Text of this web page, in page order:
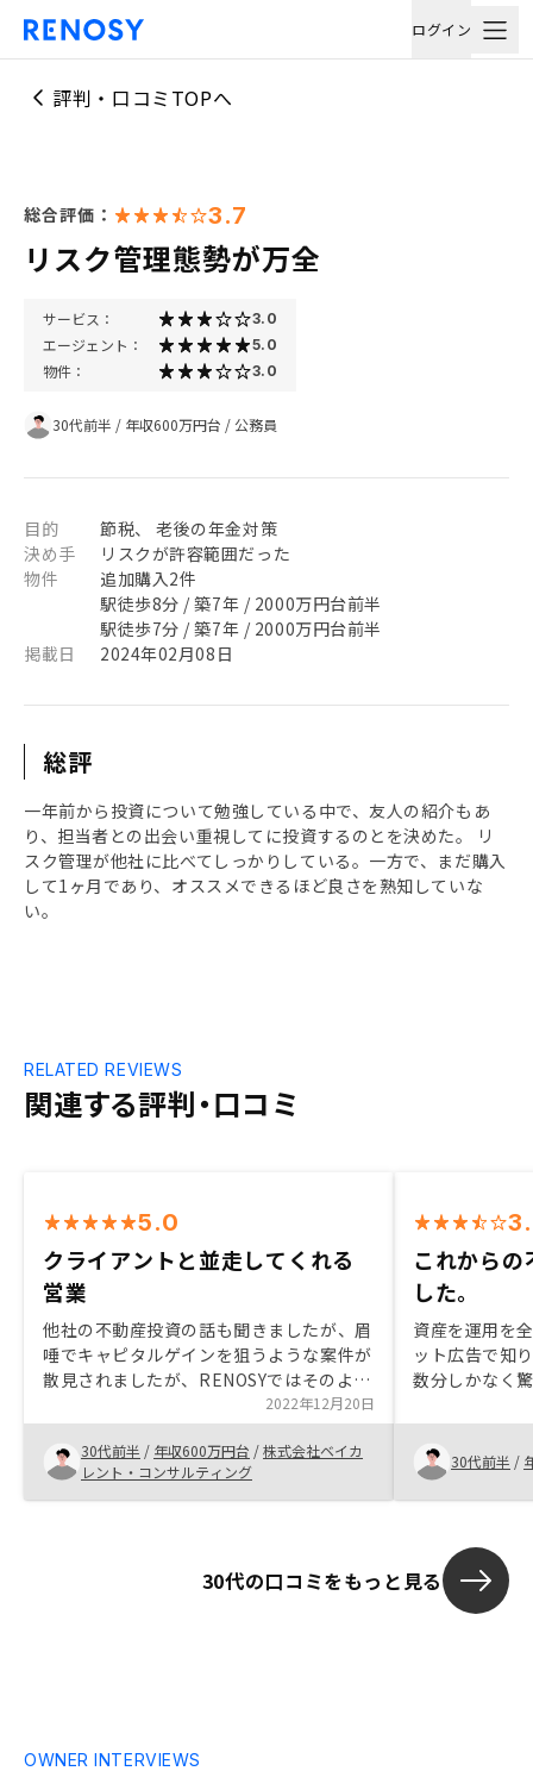
ログイン
評判・口コミTOPへ
総合評価： 3.7
リスク管理態勢が万全
サービス： 3.0
エージェント： 5.0
物件： 3.0
30代前半 / 年収600万円台 /公務員
目的
節税、 老後の年金対策
決め手
リスクが許容範囲だった
物件
追加購入2件
駅徒歩8分 / 築7年 / 2000万円台前半
駅徒歩7分 / 築7年 / 2000万円台前半
掲載日
2024年02月08日
総評
一年前から投資について勉強している中で、友人の紹介もあ
り、担当者との出会い重視してに投資するのとを決めた。 リ
スク管理が他社に比べてしっかりしている。一方で、まだ購入
して1ヶ月であり、オススメできるほど良さを熟知していな
い。
関連する評判・口コミ
RELATED REVIEWS
5.0
クライアントと並走してくれる
営業
他社の不動産投資の話も聞きましたが、眉
唾でキャピタルゲインを狙うような案件が
散見されましたが、RENOSYではそのよう
なことはなく、不動産として本当に資産価
値のある物件をおススメいただいたと思い
ます。
2022年12月20日
30代前半 / 年収600万円台 /株式会社ベイカ
レント・コンサルティング
これから
した。
資産を運用を
ット広告で知
数分しかなく
味で熱意にあ
情でするもの
されてもいい
意は決めての
というのも面
う背景もある
っさりしすぎ
30代前半 /
30代の口コミをもっと見る
OWNER INTERVIEWS